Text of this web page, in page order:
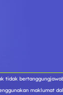
tidak
maklumat